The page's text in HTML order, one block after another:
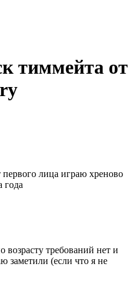
тиммейта от
лица играю хреново
года
возрасту требований нет и
заметили (если что я не